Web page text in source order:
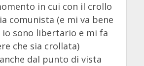
in cui con il crollo
comunista (e mi va bene
io sono libertario e mi fa
che sia crollata)
dal punto di vista